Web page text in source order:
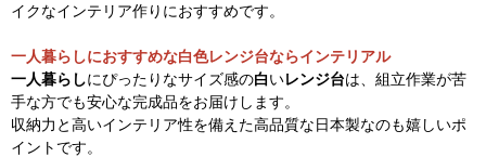
イクなインテリア作りにおすすめです。
一人暮らしにおすすめな白色レンジ台ならインテリアル
一人暮らしにぴったりなサイズ感の白いレンジ台は、組立作業が苦
手な方でも安心な完成品をお届けします。
収納力と高いインテリア性を備えた高品質な日本製なのも嬉しいポ
イントです。